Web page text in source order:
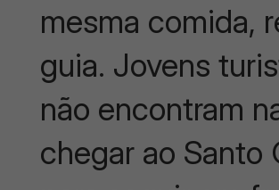
mesma comida,
guia. Jovens
não encontram
chegar ao Santo